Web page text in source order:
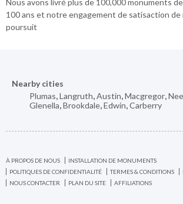
Nous avons livré plus de 100,000 monuments
100 ans et notre engagement de satisaction de
poursuit
Nearby cities
Plumas,Langruth,Austin,Macgregor,
Glenella,Brookdale,Edwin,Carberry
À PROPOS DE NOUS
INSTALLATION DE MONUMENTS
POLITIQUES DE CONFIDENTIALITÉ
TERMES & CONDITIONS
NOUS CONTACTER
PLAN DU SITE AFFILIATIONS